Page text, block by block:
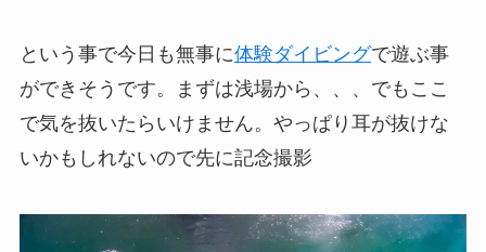
という事で今日も無事に体験ダイビングで遊ぶ事
ができそうです。まずは浅場から、、、でもここ
で気を抜いたらいけません。やっぱり耳が抜けな
いかもしれないので先に記念撮影